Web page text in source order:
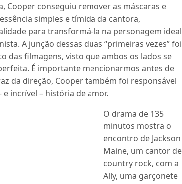
Cooper conseguiu remover as máscaras e
simples e tímida da cantora,
para transformá-la na personagem ideal
A junção dessas duas “primeiras vezes” foi
das filmagens, visto que ambos os lados se
É importante mencionarmos antes de
da direção, Cooper também foi responsável
incrível – história de amor.
O drama de 135
minutos mostra o
encontro de Jackson
Maine, um cantor de
country rock, com a
Ally, uma garçonete